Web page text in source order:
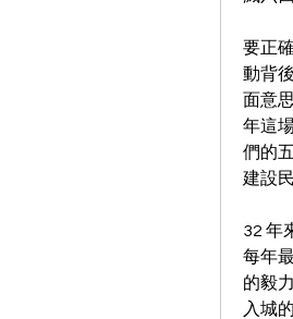
要正
動背
面意
年這
們的
建設
32 年
每年
的毅
入城